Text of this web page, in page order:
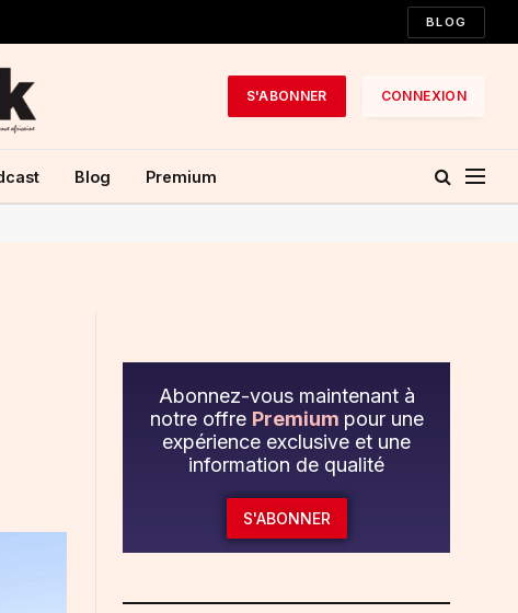
BLOG
S'ABONNER CONNEXION
Blog Premium
Abonnez-vous maintenant à
notre offre Premium pour une
expérience exclusive et une
information de qualité
S'ABONNER